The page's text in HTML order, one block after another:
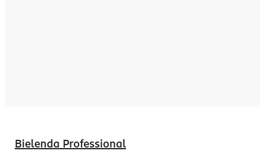
Bielenda Professional